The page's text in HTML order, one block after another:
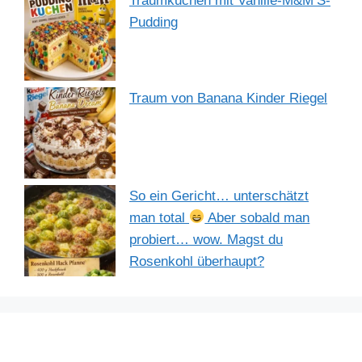
Pudding
Traum von Banana Kinder Riegel
So ein Gericht… unterschätzt
man total
Aber sobald man
probiert… wow. Magst du
Rosenkohl überhaupt?